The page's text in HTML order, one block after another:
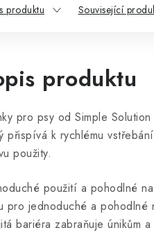
produktu Související
produktu
pro psy od Simple
přispívá k rychlému
použity.
použití a pohodlné
pro jednoduché a pohodlné
bariéra zabraňuje únikům